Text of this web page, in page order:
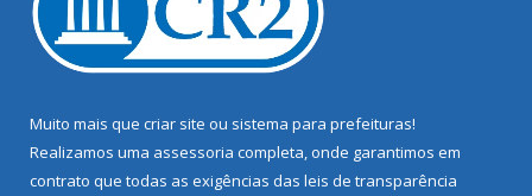
Muito mais que criar site ou sistema para prefeituras!
Realizamos uma assessoria completa, onde garantimos em
contrato que todas as exigências das leis de transparência